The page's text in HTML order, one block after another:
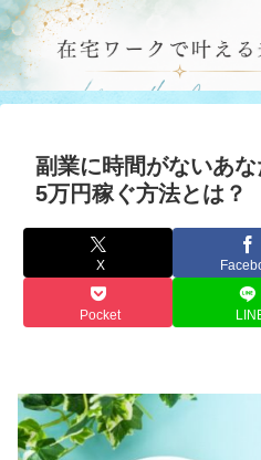
副業に時間がないあ
5万円稼ぐ方法とは？
X
Pocket